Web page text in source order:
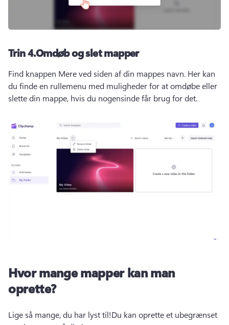
Trin 4.Omdøb og slet mapper
Find knappen Mere ved siden af din mappes navn. Her kan
du finde en rullemenu med muligheder for at omdøbe eller
slette din mappe, hvis du nogensinde får brug for det.
Hvor mange mapper kan man
oprette?
Lige så mange, du har lyst til!Du kan oprette et ubegrænset